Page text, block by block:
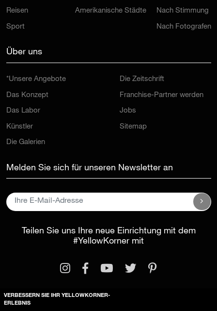
Reisen
Sport
Amerikanische Städte Nach Stimmung
Nach Fotografen
Über uns
*Unsere Angebote
Das Konzept
Das Labor
Künstler
Die Galerien
Die Zeitschrift
Franchise-Partner werden
Jobs
Sitemap
Melden Sie sich für unseren Newsletter an
Teilen Sie uns Ihre neue Einrichtung mit dem
#YellowKorner mit
VERBESSERN SIE IHR YELLOWKORNER-
ERLEBNIS